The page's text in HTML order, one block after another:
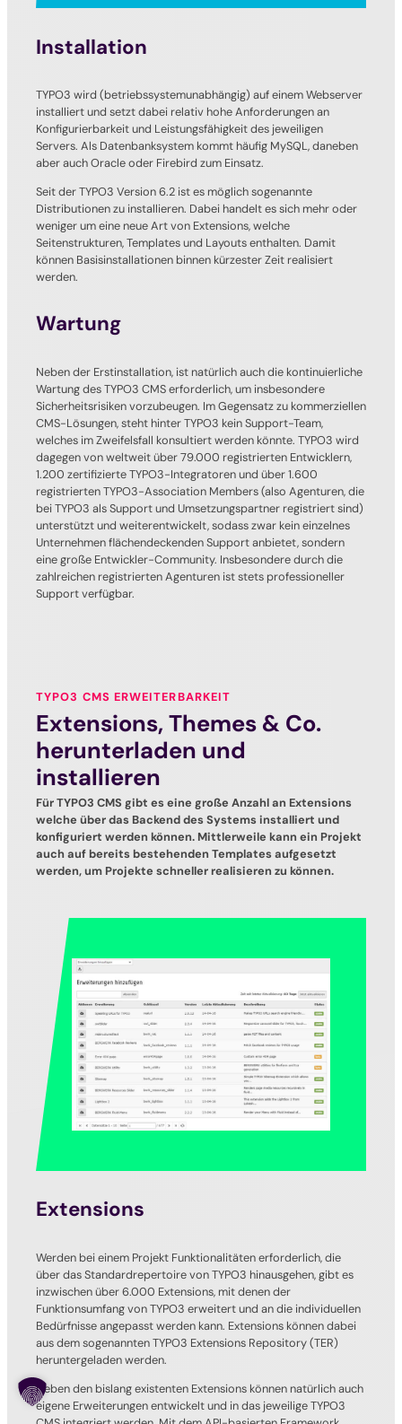
Installation
TYPO3 wird (betriebssystemunabhängig) auf einem Webserver
installiert und setzt dabei relativ hohe Anforderungen an
Konfigurierbarkeit und Leistungsfähigkeit des jeweiligen
Servers. Als Datenbanksystem kommt häufig MySQL, daneben
aber auch Oracle oder Firebird zum Einsatz.
Seit der TYPO3 Version 6.2 ist es möglich sogenannte
Distributionen zu installieren. Dabei handelt es sich mehr oder
weniger um eine neue Art von Extensions, welche
Seitenstrukturen, Templates und Layouts enthalten. Damit
können Basisinstallationen binnen kürzester Zeit realisiert
werden.
Wartung
Neben der Erstinstallation, ist natürlich auch die kontinuierliche
Wartung des TYPO3 CMS erforderlich, um insbesondere
Sicherheitsrisiken vorzubeugen. Im Gegensatz zu kommerziellen
CMS-Lösungen, steht hinter TYPO3 kein Support-Team,
welches im Zweifelsfall konsultiert werden könnte. TYPO3 wird
dagegen von weltweit über 79.000 registrierten Entwicklern,
1.200 zertifizierte TYPO3-Integratoren und über 1.600
registrierten TYPO3-Association Members (also Agenturen, die
bei TYPO3 als Support und Umsetzungspartner registriert sind)
unterstützt und weiterentwickelt, sodass zwar kein einzelnes
Unternehmen flächendeckenden Support anbietet, sondern
eine große Entwickler-Community. Insbesondere durch die
zahlreichen registrierten Agenturen ist stets professioneller
Support verfügbar.
TYPO3 CMS ERWEITERBARKEIT
Extensions, Themes & Co.
herunterladen und
installieren
Für TYPO3 CMS gibt es eine große Anzahl an Extensions
welche über das Backend des Systems installiert und
konfiguriert werden können. Mittlerweile kann ein Projekt
auch auf bereits bestehenden Templates aufgesetzt
werden, um Projekte schneller realisieren zu können.
Extensions
Werden bei einem Projekt Funktionalitäten erforderlich, die
über das Standardrepertoire von TYPO3 hinausgehen, gibt es
inzwischen über 6.000 Extensions, mit denen der
Funktionsumfang von TYPO3 erweitert und an die individuellen
Bedürfnisse angepasst werden kann. Extensions können dabei
aus dem sogenannten TYPO3 Extensions Repository (TER)
heruntergeladen werden.
Neben den bislang existenten Extensions können natürlich auch
eigene Erweiterungen entwickelt und in das jeweilige TYPO3